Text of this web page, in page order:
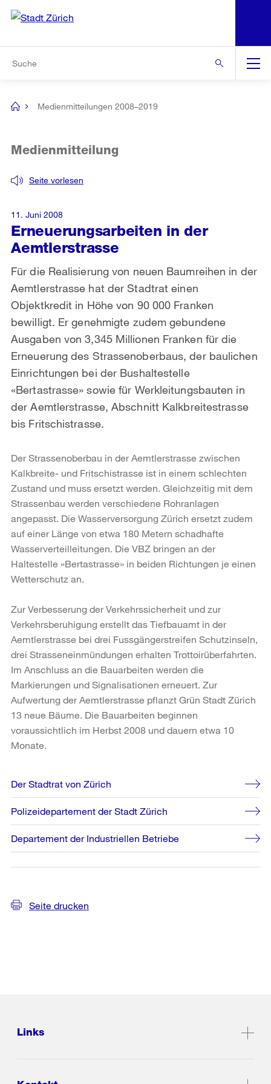
Navigation
[no
Medienmitteilungen 2008–2019
Erneuerungsarbeiten in der
Aemtlerstrasse
Seite vorlesen
Medienmitteilung
Für die Realisierung von neuen Baumreihen in der
Aemtlerstrasse hat der Stadtrat einen
Objektkredit in Höhe von 90 000 Franken
bewilligt. Er genehmigte zudem gebundene
Ausgaben von 3,345 Millionen Franken für die
Erneuerung des Strassenoberbaus, der baulichen
Einrichtungen bei der Bushaltestelle
«Bertastrasse» sowie für Werkleitungsbauten in
der Aemtlerstrasse, Abschnitt Kalkbreitestrasse
bis Fritschistrasse.
11. Juni 2008
Der Strassenoberbau in der Aemtlerstrasse zwischen
Kalkbreite- und Fritschistrasse ist in einem schlechten
Zustand und muss ersetzt werden. Gleichzeitig mit dem
Strassenbau werden verschiedene Rohranlagen
angepasst. Die Wasserversorgung Zürich ersetzt zudem
auf einer Länge von etwa 180 Metern schadhafte
Wasserverteilleitungen. Die VBZ bringen an der
Haltestelle «Bertastrasse» in beiden Richtungen je einen
Wetterschutz an.
Zur Verbesserung der Verkehrssicherheit und zur
Verkehrsberuhigung erstellt das Tiefbauamt in der
Aemtlerstrasse bei drei Fussgängerstreifen Schutzinseln,
drei Strasseneinmündungen erhalten Trottoirüberfahrten.
Im Anschluss an die Bauarbeiten werden die
Markierungen und Signalisationen erneuert. Zur
Aufwertung der Aemtlerstrasse pflanzt Grün Stadt Zürich
13 neue Bäume. Die Bauarbeiten beginnen
voraussichtlich im Herbst 2008 und dauern etwa 10
Monate.
Weitere
Informationen
Der Stadtrat von Zürich
Polizeidepartement der Stadt Zürich
Departement der Industriellen Betriebe
Seite drucken
Links